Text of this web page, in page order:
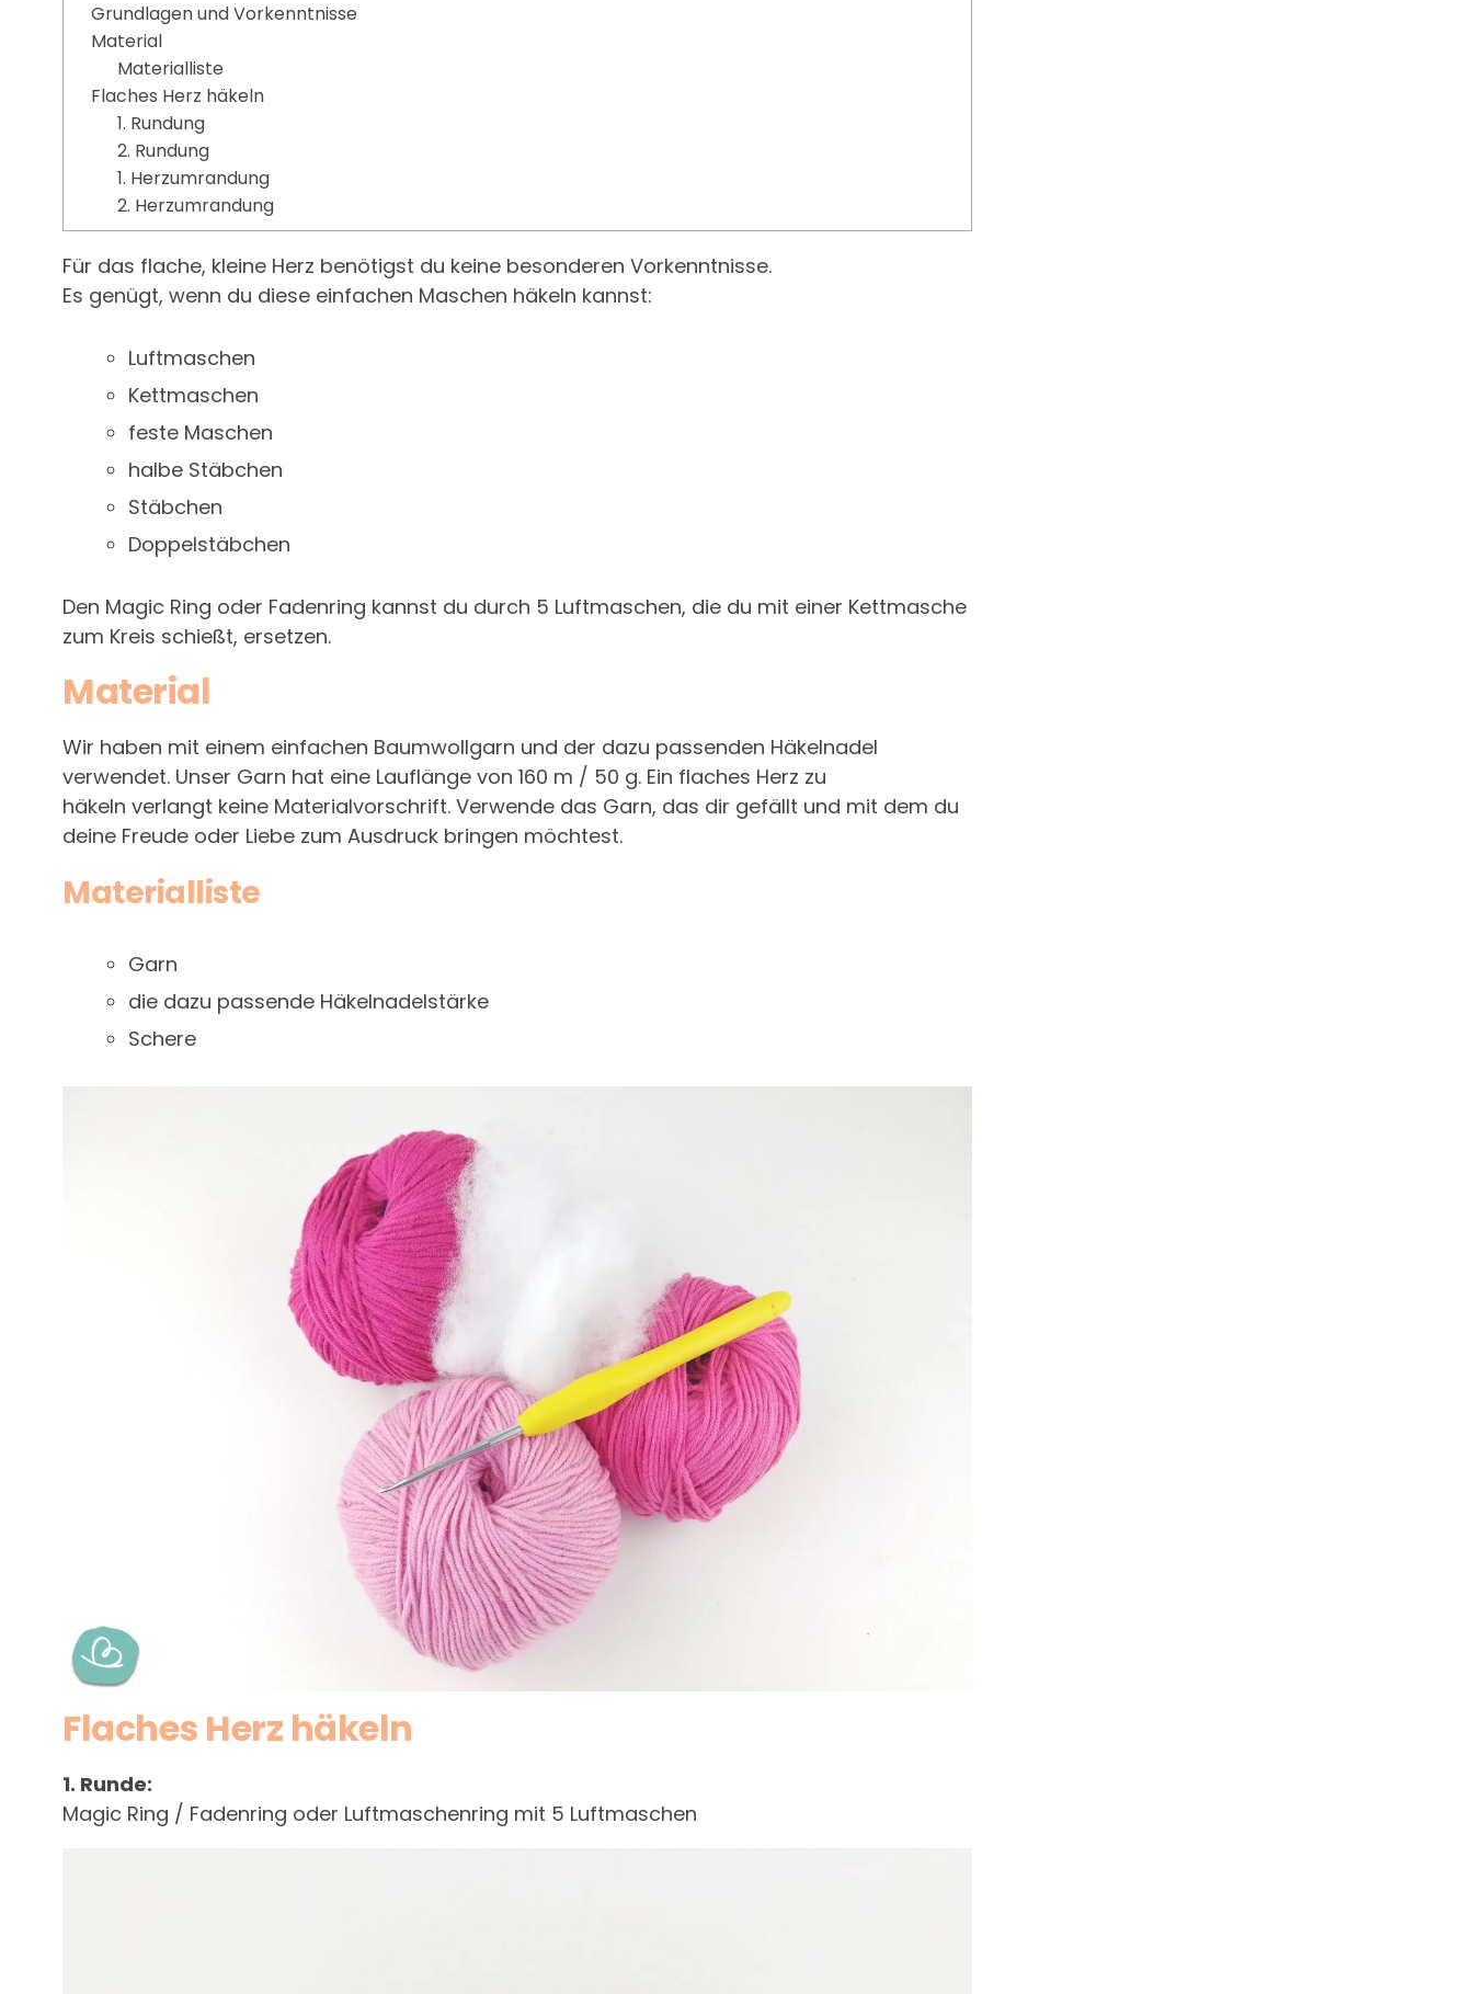
Grundlagen und Vorkenntnisse
Material
Materialliste
Flaches Herz häkeln
1. Rundung
2. Rundung
1. Herzumrandung
2. Herzumrandung
Für das flache, kleine Herz benötigst du keine besonderen Vorkenntnisse.
Es genügt, wenn du diese einfachen Maschen häkeln kannst:
Luftmaschen
Kettmaschen
feste Maschen
halbe Stäbchen
Stäbchen
Doppelstäbchen
Den Magic Ring oder Fadenring kannst du durch 5 Luftmaschen, die du mit einer Kettmasche
zum Kreis schießt, ersetzen.
Material
Wir haben mit einem einfachen Baumwollgarn und der dazu passenden Häkelnadel
verwendet. Unser Garn hat eine Lauflänge von 160 m / 50 g. Ein flaches Herz zu
häkeln verlangt keine Materialvorschrift. Verwende das Garn, das dir gefällt und mit dem du
deine Freude oder Liebe zum Ausdruck bringen möchtest.
Materialliste
Garn
die dazu passende Häkelnadelstärke
Schere
Flaches Herz häkeln
1. Runde:
Magic Ring / Fadenring oder Luftmaschenring mit 5 Luftmaschen